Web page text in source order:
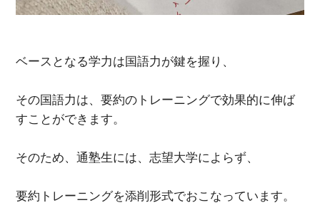
ベースとなる学力は国語力が鍵を握り、
その国語力は、要約のトレーニングで効果的に伸ば
すことができます。
そのため、通塾生には、志望大学によらず、
要約トレーニングを添削形式でおこなっています。